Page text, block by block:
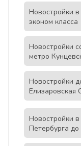
Новостройки
эконом класса
Новостройки
метро
Новостройки
Елизаровская
Новостройки
Петербурга